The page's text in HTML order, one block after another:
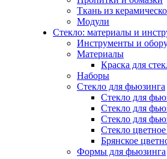
Ткань из
Модули
Стекло: материалы и
Инструменты и
Материалы
Краска для
Наборы
Стекло для фьюзинга
Стекло для
Стекло для
Стекло для
Стекло
Брянское
Формы для фьюзинга